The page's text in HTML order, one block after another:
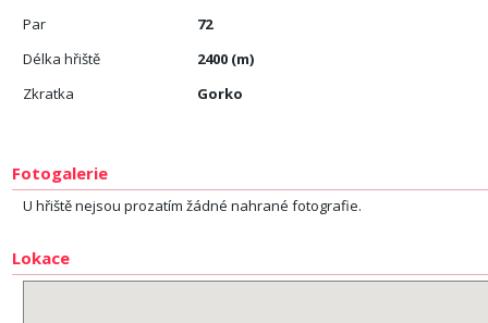
Par
72
Délka hřiště
2400 (m)
Zkratka
Gorko
Fotogalerie
U hřiště nejsou prozatím žádné nahrané fotografie.
Lokace